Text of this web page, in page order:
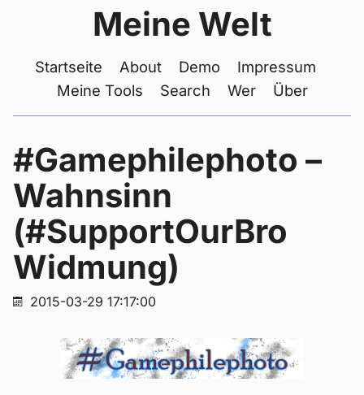
Meine Welt
Startseite About Demo
Impressum
Meine Tools
Search Wer Über
#Gamephilephoto –
Wahnsinn
(#SupportOurBro
Widmung)
2015-03-29 17:17:00